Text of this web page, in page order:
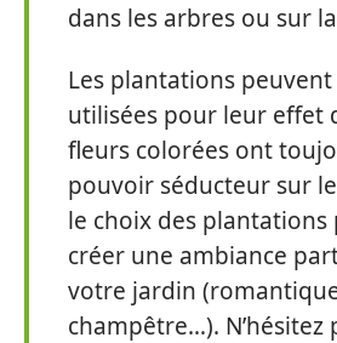
dans les arbres ou sur
Les plantations
utilisées pour leur effet
fleurs colorées ont
pouvoir séducteur sur
le choix des plantations
créer une ambiance
votre jardin
champêtre…). N’hésitez